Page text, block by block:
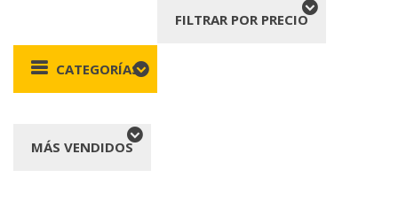
CATEGORÍAS
FILTRAR POR PRECIO
MÁS VENDIDOS